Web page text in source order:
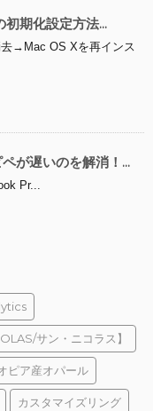
期化設定方法...
→Mac OS Xを再インス
が遅いのを解消！...
Pr...
サン・ニコラス】
ピア産オパール
カスタマイズリング